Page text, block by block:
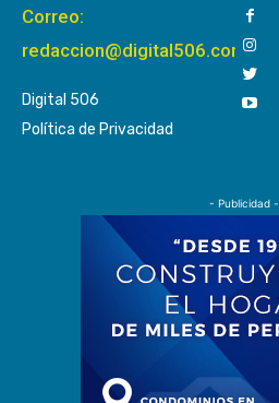
Correo:
redaccion@digital506.com
Digital 506
Política de Privacidad
- Publicidad -